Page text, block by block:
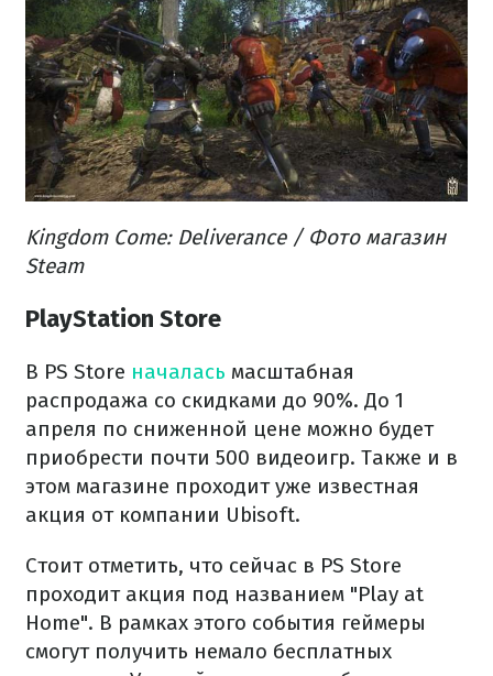
Kingdom Come: Deliverance / Фото магазин
Steam
PlayStation Store
В PS Store началась масштабная
распродажа со скидками до 90%. До 1
апреля по сниженной цене можно будет
приобрести почти 500 видеоигр. Также и в
этом магазине проходит уже известная
акция от компании Ubisoft.
Стоит отметить, что сейчас в PS Store
проходит акция под названием "Play at
Home". В рамках этого события геймеры
смогут получить немало бесплатных